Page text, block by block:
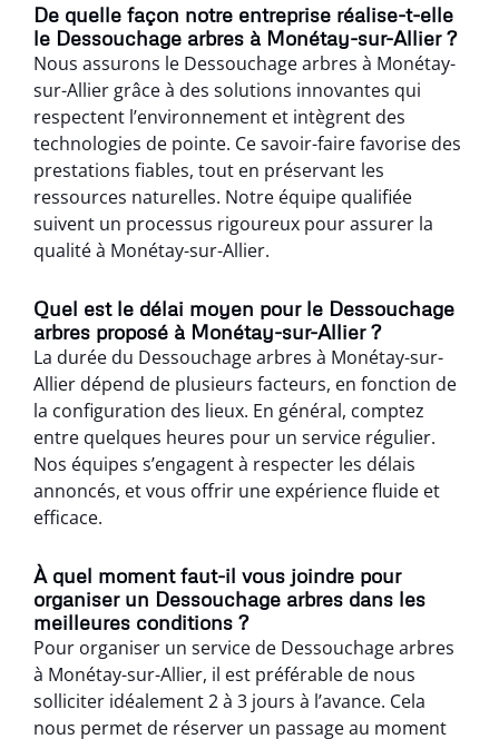
De quelle façon notre entreprise réalise-t-elle
le Dessouchage arbres à Monétay-sur-Allier ?
Nous assurons le Dessouchage arbres à Monétay-
sur-Allier grâce à des solutions innovantes qui
respectent l’environnement et intègrent des
technologies de pointe. Ce savoir-faire favorise des
prestations fiables, tout en préservant les
ressources naturelles. Notre équipe qualifiée
suivent un processus rigoureux pour assurer la
qualité à Monétay-sur-Allier.
Quel est le délai moyen pour le Dessouchage
arbres proposé à Monétay-sur-Allier ?
La durée du Dessouchage arbres à Monétay-sur-
Allier dépend de plusieurs facteurs, en fonction de
la configuration des lieux. En général, comptez
entre quelques heures pour un service régulier.
Nos équipes s’engagent à respecter les délais
annoncés, et vous offrir une expérience fluide et
efficace.
À quel moment faut-il vous joindre pour
organiser un Dessouchage arbres dans les
meilleures conditions ?
Pour organiser un service de Dessouchage arbres
à Monétay-sur-Allier, il est préférable de nous
solliciter idéalement 2 à 3 jours à l’avance. Cela
nous permet de réserver un passage au moment